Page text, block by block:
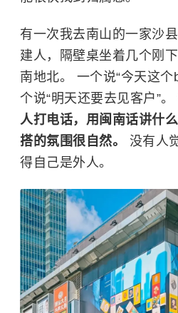
有一次我去南山的一家沙
建人，隔壁桌坐着几个刚
南地北。 一个说“今天这
个说“明天还要去见客户”。
人打电话，用闽南话讲什
搭的氛围很自然。 没有人
得自己是外人。